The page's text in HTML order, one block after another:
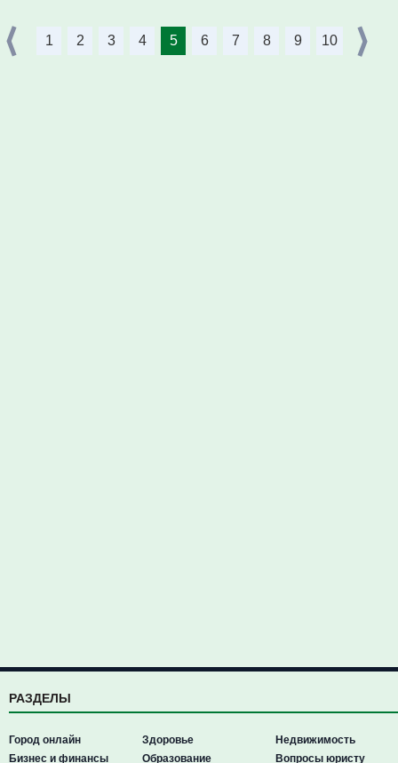
1 2 3 4 5 6 7 8 9 10
РАЗДЕЛЫ
Город онлайн
Бизнес и финансы
Здоровье
Образование
Недвижимость
Вопросы юристу